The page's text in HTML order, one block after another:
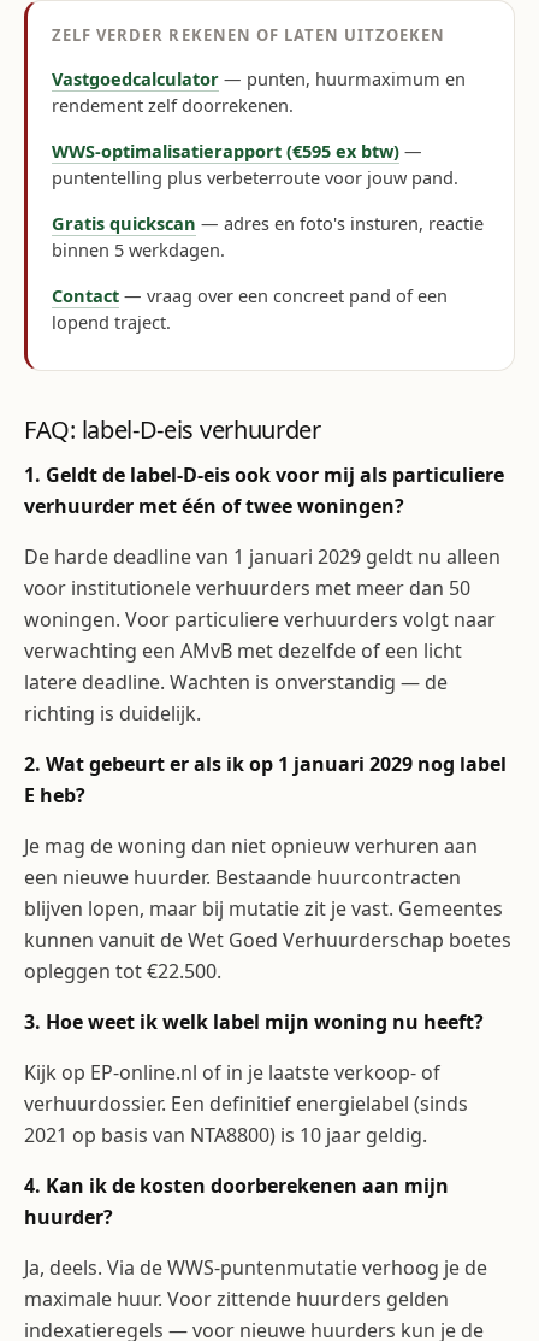
ZELF VERDER REKENEN OF LATEN UITZOEKEN
Vastgoedcalculator — punten, huurmaximum en
rendement zelf doorrekenen.
WWS-optimalisatierapport (€595 ex btw) —
puntentelling plus verbeterroute voor jouw pand.
Gratis quickscan — adres en foto's insturen, reactie
binnen 5 werkdagen.
Contact — vraag over een concreet pand of een
lopend traject.
FAQ: label-D-eis verhuurder
1. Geldt de label-D-eis ook voor mij als particuliere
verhuurder met één of twee woningen?
De harde deadline van 1 januari 2029 geldt nu alleen
voor institutionele verhuurders met meer dan 50
woningen. Voor particuliere verhuurders volgt naar
verwachting een AMvB met dezelfde of een licht
latere deadline. Wachten is onverstandig — de
richting is duidelijk.
2. Wat gebeurt er als ik op 1 januari 2029 nog label
E heb?
Je mag de woning dan niet opnieuw verhuren aan
een nieuwe huurder. Bestaande huurcontracten
blijven lopen, maar bij mutatie zit je vast. Gemeentes
kunnen vanuit de Wet Goed Verhuurderschap boetes
opleggen tot €22.500.
3. Hoe weet ik welk label mijn woning nu heeft?
Kijk op EP-online.nl of in je laatste verkoop- of
verhuurdossier. Een definitief energielabel (sinds
2021 op basis van NTA8800) is 10 jaar geldig.
4. Kan ik de kosten doorberekenen aan mijn
huurder?
Ja, deels. Via de WWS-puntenmutatie verhoog je de
maximale huur. Voor zittende huurders gelden
indexatieregels — voor nieuwe huurders kun je de